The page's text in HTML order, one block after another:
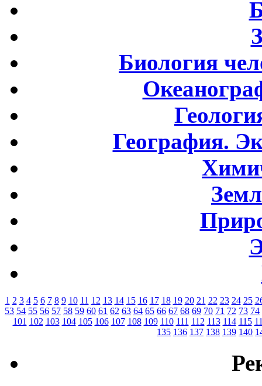
Биология
География.
1 2 3 4 5 6 7 8 9 10 11 12 13 14 15 16 17 18 19 20 21 22 23 24 25
53 54 55 56 57 58 59 60 61 62 63 64 65 66 67 68 69 70 71 72 73 74
101 102 103 104 105 106 107 108 109 110 111 112 113 114 115
135 136 137 138 139 140